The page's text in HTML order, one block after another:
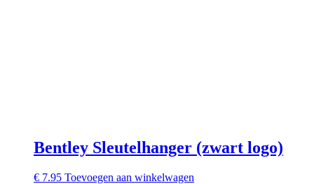
Bentley Sleutelhanger (zwart logo)
€ 7.95 Toevoegen aan winkelwagen